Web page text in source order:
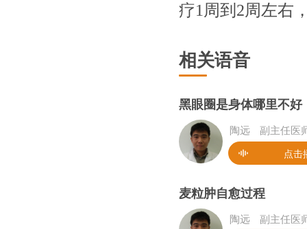
疗1周到2周左右
相关语音
黑眼圈是身体哪里不好
陶远 副主任医
点击
麦粒肿自愈过程
陶远 副主任医